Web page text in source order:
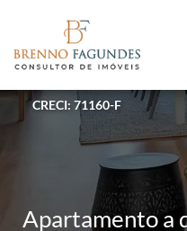
CRECI: 71160-F
Apartamento a